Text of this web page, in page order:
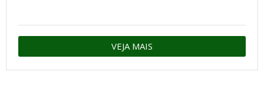
VEJA MAIS